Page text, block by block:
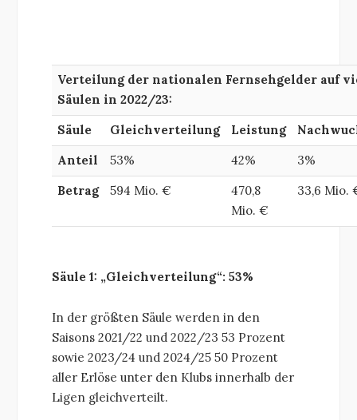
Verteilung der nationalen Fernsehgelder auf
Säulen in 2022/23:
Säule
Gleichverteilung Leistung
Anteil
53% 42%
3%
Betrag
594 Mio. €
470,8
Mio. €
33,6 Mio.
Säule 1: „Gleichverteilung“: 53%
In der größten Säule werden in den
Saisons 2021/22 und 2022/23 53 Prozent
sowie 2023/24 und 2024/25 50 Prozent
aller Erlöse unter den Klubs innerhalb der
Ligen gleichverteilt.